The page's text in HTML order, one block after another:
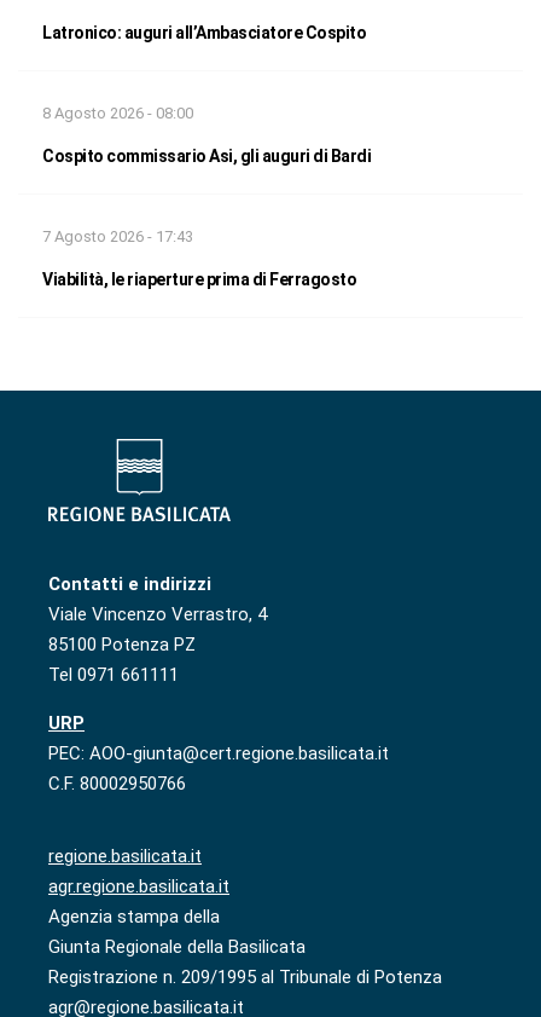
Latronico: auguri all’Ambasciatore Cospito
8 Agosto 2026 - 08:00
Cospito commissario Asi, gli auguri di Bardi
7 Agosto 2026 - 17:43
Viabilità, le riaperture prima di Ferragosto
Contatti e indirizzi
Viale Vincenzo Verrastro, 4
85100 Potenza PZ
Tel 0971 661111
URP
PEC: AOO-giunta@cert.regione.basilicata.it
C.F. 80002950766
regione.basilicata.it
agr.regione.basilicata.it
Agenzia stampa della
Giunta Regionale della Basilicata
Registrazione n. 209/1995 al Tribunale di Potenza
agr@regione.basilicata.it